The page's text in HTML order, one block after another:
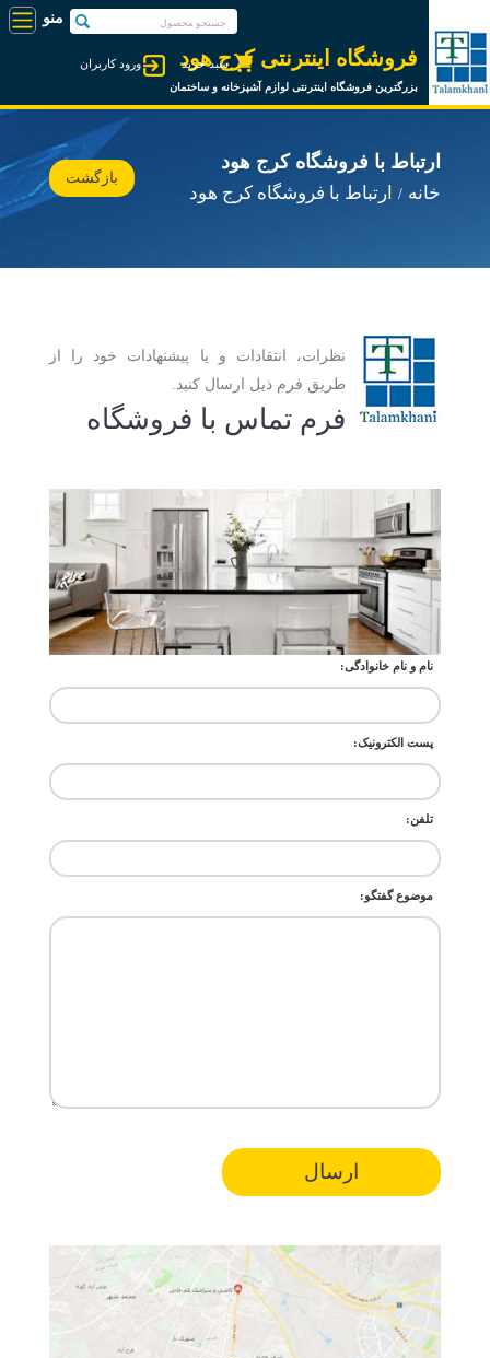
فروشگاه اینترنتی کرج هود
بزرگترین فروشگاه اینترنتی لوازم آشپزخانه و ساختمان
ورود کاربران سبد خرید
ارتباط با فروشگاه کرج هود
خانه ارتباط با فروشگاه کرج هود
بازگشت
نظرات، انتقادات و یا پیشنهادات خود را از
طریق فرم ذیل ارسال کنید.
فرم تماس با فروشگاه
نام و نام خانوادگی:
پست الکترونیک:
تلفن:
موضوع گفتگو: